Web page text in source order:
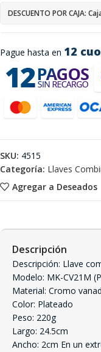
Pague hasta en 12
DESCUENTO POR CAJA:
Agregar a Deseados
SKU: 4515
Categoría: Llaves
Descripción
Descripción: Llave
Modelo: MK-CV21M
Material: Cromo
Color: Plateado
Peso: 220g
Largo: 24.5cm
Ancho: 2cm En un